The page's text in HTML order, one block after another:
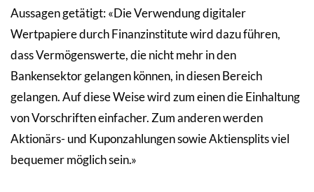
Aussagen getätigt: «Die Verwendung digitaler
Wertpapiere durch Finanzinstitute wird dazu führen,
dass Vermögenswerte, die nicht mehr in den
Bankensektor gelangen können, in diesen Bereich
gelangen. Auf diese Weise wird zum einen die Einhaltung
von Vorschriften einfacher. Zum anderen werden
Aktionärs- und Kuponzahlungen sowie Aktiensplits viel
bequemer möglich sein.»